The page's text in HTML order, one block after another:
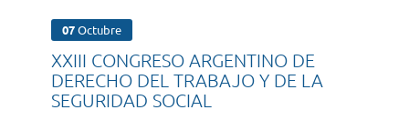
07Octubre
XXIII CONGRESO ARGENTINO DE
DERECHO DEL TRABAJO Y DE LA
SEGURIDAD SOCIAL